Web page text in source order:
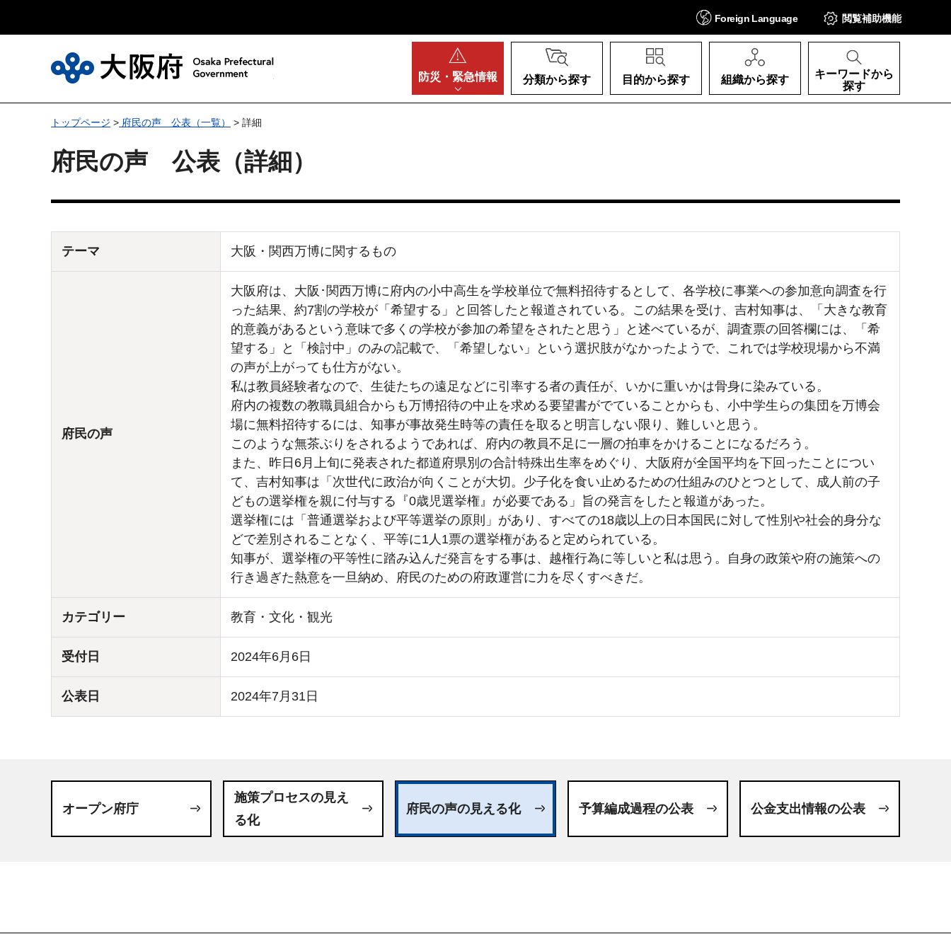
Foreign Language 閲覧補助機能
防災・ 緊急情報 分類から探す 目的から探す 組織から探す
キーワードから
探す
トップページ > 府民の声 公表（一覧） > 詳細
府民の声 公表（詳細）
テーマ 大阪・関西万博に関するもの
府民の声
大阪府は、大阪･関西万博に府内の小中高生を学校単位で無料招待するとして、各学校に事業への参加意向調査を行
った結果、約7割の学校が「希望する」と回答したと報道されている。この結果を受け、吉村知事は、「大きな教育
的意義があるという意味で多くの学校が参加の希望をされたと思う」と述べているが、調査票の回答欄には、「希
望する」と「検討中」のみの記載で、「希望しない」という選択肢がなかったようで、これでは学校現場から不満
の声が上がっても仕方がない。
私は教員経験者なので、生徒たちの遠足などに引率する者の責任が、いかに重いかは骨身に染みている。
府内の複数の教職員組合からも万博招待の中止を求める要望書がでていることからも、小中学生らの集団を万博会
場に無料招待するには、知事が事故発生時等の責任を取ると明言しない限り、難しいと思う。
このような無茶ぶりをされるようであれば、府内の教員不足に一層の拍車をかけることになるだろう。
また、昨日6月上旬に発表された都道府県別の合計特殊出生率をめぐり、大阪府が全国平均を下回ったことについ
て、吉村知事は「次世代に政治が向くことが大切。少子化を食い止めるための仕組みのひとつとして、成人前の子
どもの選挙権を親に付与する『0歳児選挙権』が必要である」旨の発言をしたと報道があった。
選挙権には「普通選挙および平等選挙の原則」があり、すべての18歳以上の日本国民に対して性別や社会的身分な
どで差別されることなく、平等に1人1票の選挙権があると定められている。
知事が、選挙権の平等性に踏み込んだ発言をする事は、越権行為に等しいと私は思う。自身の政策や府の施策への
行き過ぎた熱意を一旦納め、府民のための府政運営に力を尽くすべきだ。
カテゴリー 教育・文化・観光
受付日 2024年6月6日
公表日 2024年7月31日
オープン府庁
施策プロセスの見え
る化
府民の声の見える化 予算編成過程の公表 公金支出情報の公表